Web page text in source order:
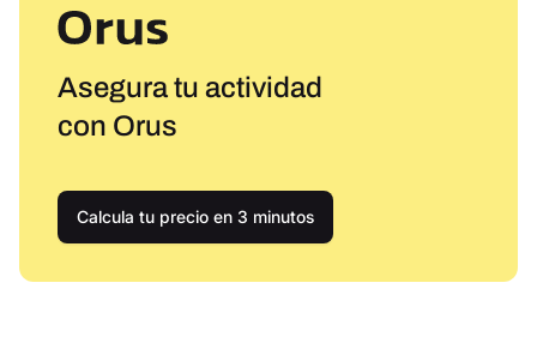
Asegura tu actividad
con Orus
Calcula tu precio en 3 minutos